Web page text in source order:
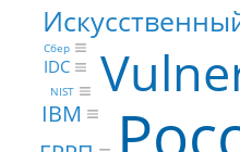
IBM
IDC
Сбер
NIST